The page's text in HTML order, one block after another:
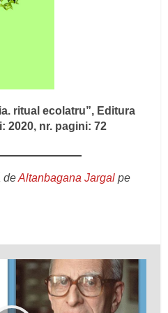
ritual ecolatru”, Editura
2020, nr. pagini: 72
deAltanbagana Jargal pe